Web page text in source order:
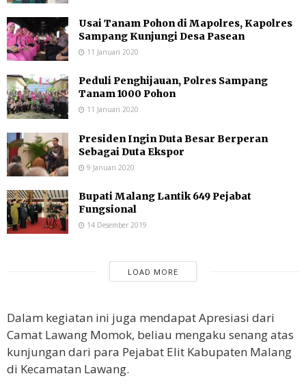
Usai Tanam Pohon di Mapolres, Kapolres
Sampang Kunjungi Desa Pasean
11 Januari 2020
Peduli Penghijauan, Polres Sampang
Tanam 1000 Pohon
11 Januari 2020
Presiden Ingin Duta Besar Berperan
Sebagai Duta Ekspor
9 Januari 2020
Bupati Malang Lantik 649 Pejabat
Fungsional
14 Desember 2019
LOAD MORE
Dalam kegiatan ini juga mendapat Apresiasi dari
Camat Lawang Momok, beliau mengaku senang atas
kunjungan dari para Pejabat Elit Kabupaten Malang
di Kecamatan Lawang.